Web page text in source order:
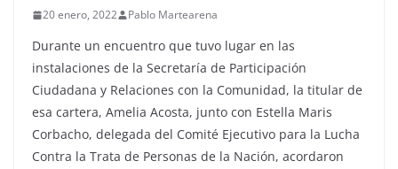
20 enero, 2022 Pablo Martearena
Durante un encuentro que tuvo lugar en las
instalaciones de la Secretaría de Participación
Ciudadana y Relaciones con la Comunidad, la titular de
esa cartera, Amelia Acosta, junto con Estella Maris
Corbacho, delegada del Comité Ejecutivo para la Lucha
Contra la Trata de Personas de la Nación, acordaron